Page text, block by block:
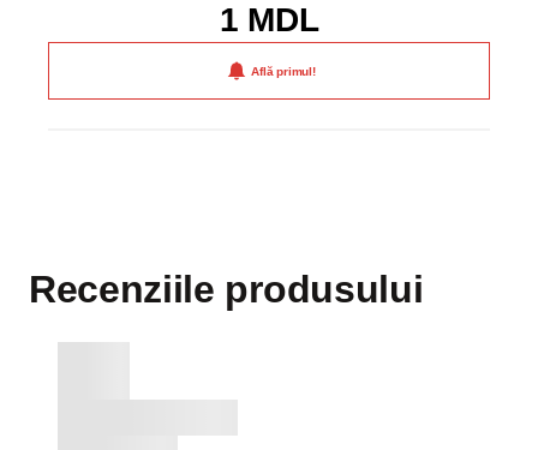
1 MDL
Află primul!
Recenziile produsului